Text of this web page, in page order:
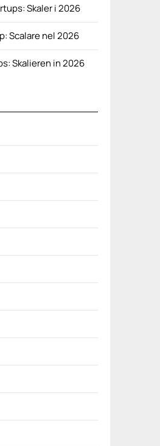
Skaler i 2026
Scalare nel 2026
Skalieren in 2026